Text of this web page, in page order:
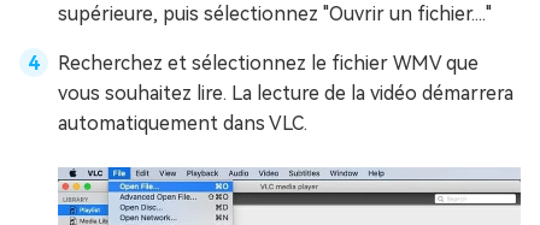
supérieure, puis sélectionnez "Ouvrir un fichier...."
Recherchez et sélectionnez le fichier WMV que
vous souhaitez lire. La lecture de la vidéo démarrera
automatiquement dans VLC.